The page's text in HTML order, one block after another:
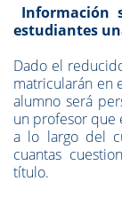
Información
estudiantes
Dado el
matricularán en
alumno será
un profesor que
a lo largo del
cuantas
título.